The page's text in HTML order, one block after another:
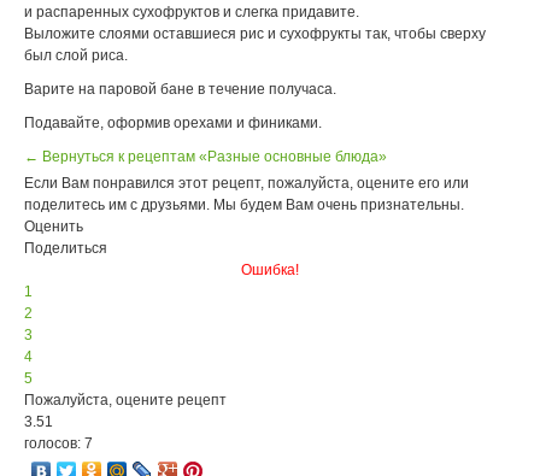
и распаренных сухофруктов и слегка придавите.
Выложите слоями оставшиеся рис и сухофрукты так, чтобы сверху
был слой риса.
Варите на паровой бане в течение получаса.
Подавайте, оформив орехами и финиками.
← Вернуться к рецептам «Разные основные блюда»
Если Вам понравился этот рецепт, пожалуйста, оцените его или
поделитесь им с друзьями. Мы будем Вам очень признательны.
Оценить
Поделиться
Ошибка!
1
2
3
4
5
Пожалуйста, оцените рецепт
3.51
голосов: 7